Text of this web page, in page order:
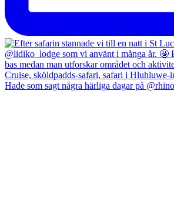
Hade som sagt några härliga dagar på